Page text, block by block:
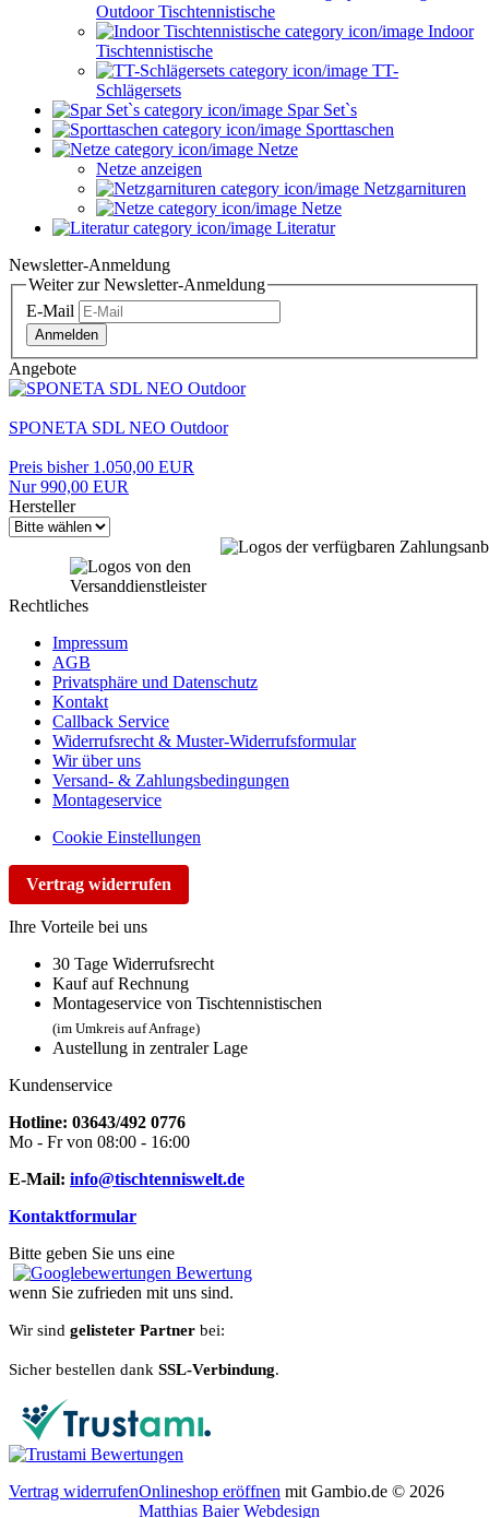
Outdoor Tischtennistische
Indoor
Tischtennistische
TT-
Schlägersets
Spar Set`s
Sporttaschen
Netze
Netze anzeigen
Netzgarnituren
Netze
Literatur
Newsletter-Anmeldung
Weiter zur Newsletter-Anmeldung
E-Mail
Anmelden
Angebote
SPONETA SDL NEO Outdoor
Preis bisher 1.050,00 EUR
Nur 990,00 EUR
Hersteller
Rechtliches
Impressum
AGB
Privatsphäre und Datenschutz
Kontakt
Callback Service
Widerrufsrecht & Muster-Widerrufsformular
Wir über uns
Versand- & Zahlungsbedingungen
Montageservice
Cookie Einstellungen
Vertrag widerrufen
Ihre Vorteile bei uns
30 Tage Widerrufsrecht
Kauf auf Rechnung
Montageservice von Tischtennistischen
(im Umkreis auf Anfrage)
Austellung in zentraler Lage
Kundenservice
Hotline: 03643/492 0776
Mo - Fr von 08:00 - 16:00
E-Mail: info@tischtenniswelt.de
Kontaktformular
Bitte geben Sie uns eine
Bewertung
wenn Sie zufrieden mit uns sind.
Wir sind gelisteter Partner bei:
Sicher bestellen dank SSL-Verbindung.
Vertrag widerrufenOnlineshop eröffnen mit Gambio.de © 2026
Matthias Baier Webdesign